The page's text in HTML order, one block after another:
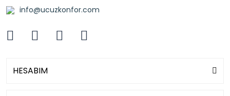
info@ucuzkonfor.com
HESABIM